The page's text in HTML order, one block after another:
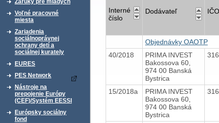
Záruky pre mladých
Voľné pracovné
miesta
Zariadenia
sociálnoprávnej
ochrany detí a
sociálnej kurately
EURES
PES Network
Nástroje na
prepojenie Európy
(CEF)/Systém EESSI
Európsky sociálny
fond
Interné
číslo
Dodávateľ IČO
Objednávky OAOTP
40/2018
PRIMA INVEST
Bakossova 60,
974 00 Banská
Bystrica
15/2018a
PRIMA INVEST
Bakossova 60,
974 00 Banská
Bystrica